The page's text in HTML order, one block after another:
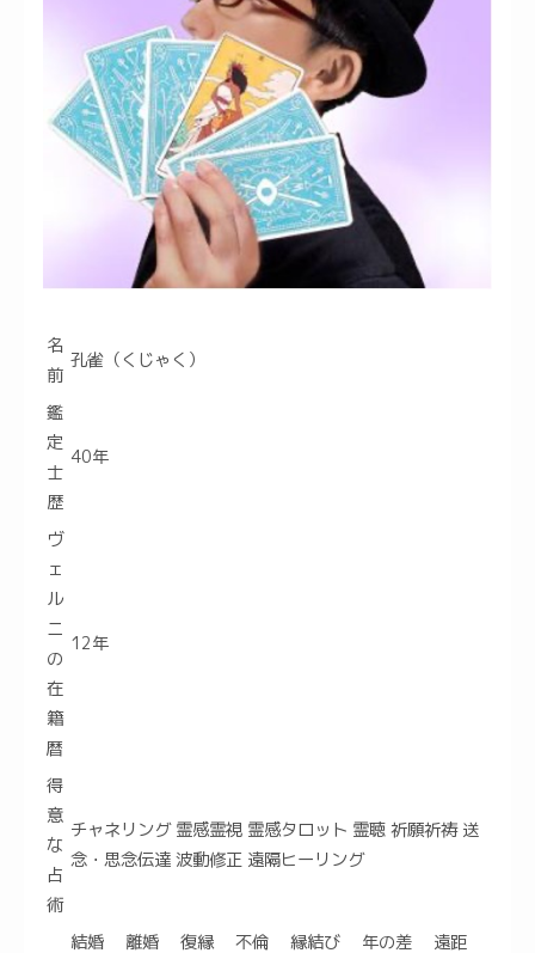
名
前
孔雀（くじゃく）
鑑
定
士
歴
40年
ヴ
ェ
ル
ニ
の
在
籍
暦
12年
得
意
な
占
術
チャネリング 霊感霊視 霊感タロット 霊聴 祈願祈祷 送
念・思念伝達 波動修正 遠隔ヒーリング
結婚 離婚 復縁 不倫 縁結び 年の差 遠距